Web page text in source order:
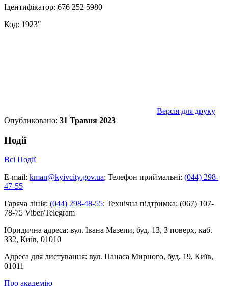
Ідентифікатор: 676 252 5980
Код: 1923"
Версія для друку
Опубликовано: 31 Травня 2023
Події
Всі Події
E-mail: kman@kyivcity.gov.ua; Телефон приймальні: (044) 298-
47-55
Гаряча лінія: (044) 298-48-55; Технічна підтримка: (067) 107-
78-75 Viber/Telegram
Юридична адреса: вул. Івана Мазепи, буд. 13, 3 поверх, каб.
332, Київ, 01010
Адреса для листування: вул. Панаса Мирного, буд. 19, Київ,
01011
Про академію